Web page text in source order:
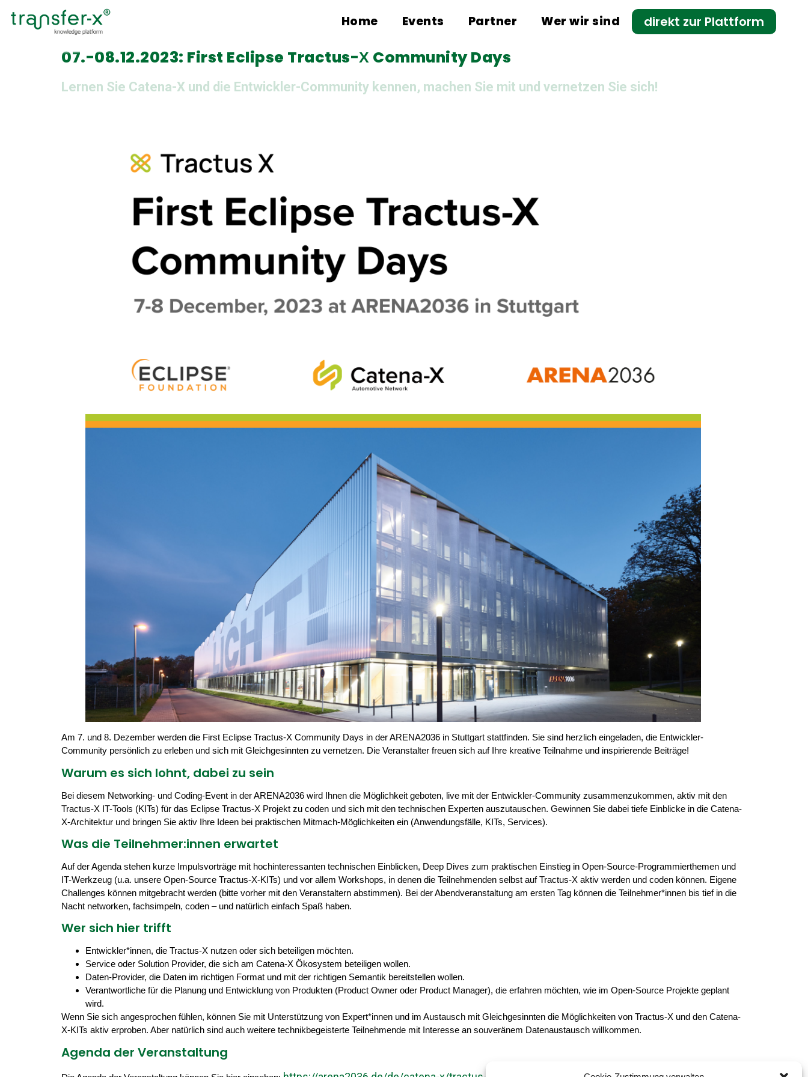
Home Events Partner Wer wir sind direkt zur Plattform
07.-08.12.2023: First Eclipse Tractus-Х Community Days
Lernen Sie Catena-X und die Entwickler-Community kennen, machen Sie mit und vernetzen Sie sich!
Am 7. und 8. Dezember werden die First Eclipse Tractus-X Community Days in der ARENA2036 in Stuttgart stattfinden. Sie sind herzlich eingeladen, die Entwickler-
Community persönlich zu erleben und sich mit Gleichgesinnten zu vernetzen. Die Veranstalter freuen sich auf Ihre kreative Teilnahme und inspirierende Beiträge!
Warum es sich lohnt, dabei zu sein
Bei diesem Networking- und Coding-Event in der ARENA2036 wird Ihnen die Möglichkeit geboten, live mit der Entwickler-Community zusammenzukommen, aktiv mit den
Tractus-X IT-Tools (KITs) für das Eclipse Tractus-X Projekt zu coden und sich mit den technischen Experten auszutauschen. Gewinnen Sie dabei tiefe Einblicke in die Catena-
X-Architektur und bringen Sie aktiv Ihre Ideen bei praktischen Mitmach-Möglichkeiten ein (Anwendungsfälle, KITs, Services).
Was die Teilnehmer:innen erwartet
Auf der Agenda stehen kurze Impulsvorträge mit hochinteressanten technischen Einblicken, Deep Dives zum praktischen Einstieg in Open-Source-Programmierthemen und
IT-Werkzeug (u.a. unsere Open-Source Tractus-X-KITs) und vor allem Workshops, in denen die Teilnehmenden selbst auf Tractus-X aktiv werden und coden können. Eigene
Challenges können mitgebracht werden (bitte vorher mit den Veranstaltern abstimmen). Bei der Abendveranstaltung am ersten Tag können die Teilnehmer*innen bis tief in die
Nacht networken, fachsimpeln, coden – und natürlich einfach Spaß haben.
Wer sich hier trifft
Entwickler*innen, die Tractus-X nutzen oder sich beteiligen möchten.
Service oder Solution Provider, die sich am Catena-X Ökosystem beteiligen wollen.
Daten-Provider, die Daten im richtigen Format und mit der richtigen Semantik bereitstellen wollen.
Verantwortliche für die Planung und Entwicklung von Produkten (Product Owner oder Product Manager), die erfahren möchten, wie im Open-Source Projekte geplant
wird.
Wenn Sie sich angesprochen fühlen, können Sie mit Unterstützung von Expert*innen und im Austausch mit Gleichgesinnten die Möglichkeiten von Tractus-X und den Catena-
X-KITs aktiv erproben. Aber natürlich sind auch weitere technikbegeisterte Teilnehmende mit Interesse an souveränem Datenaustausch willkommen.
Agenda der Veranstaltung